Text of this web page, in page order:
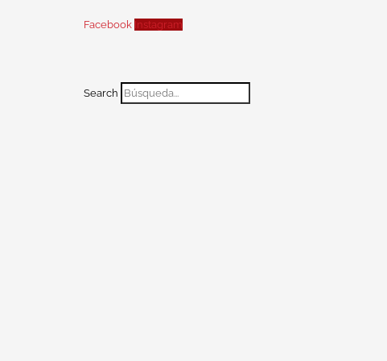
Facebook Instagram
Search